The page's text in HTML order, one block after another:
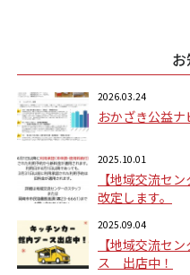
2026.03.24
おかざき公益
2025.10.01
【地域交流セ
改定します。
2025.09.04
【地域交流セ
ス 出店中！